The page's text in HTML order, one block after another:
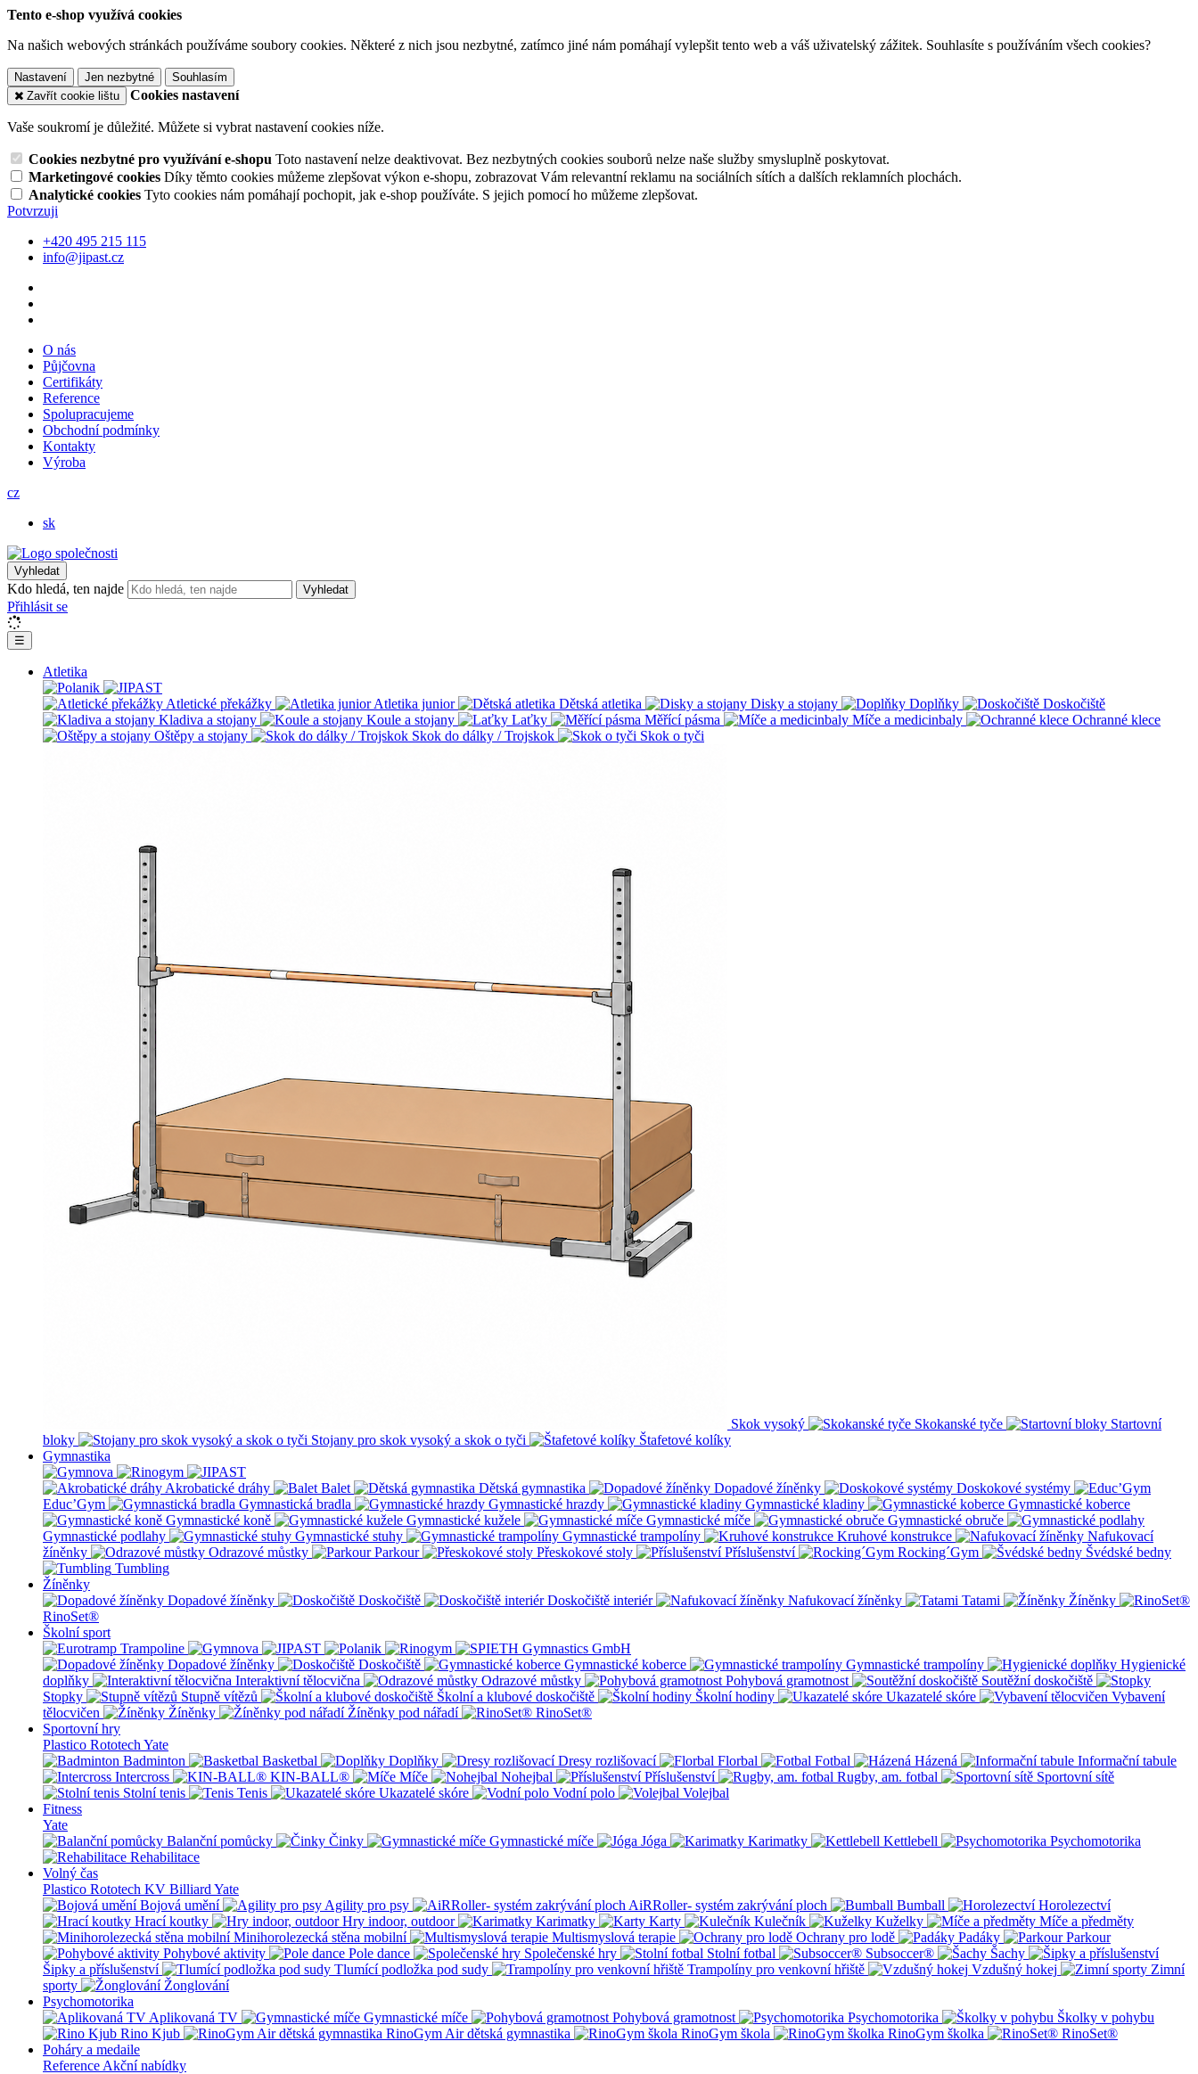
Tento e-shop využívá cookies
Na našich webových stránkách používáme soubory cookies. Některé z nich jsou nezbytné, zatímco jiné nám pomáhají vylepšit tento web a váš uživatelský zážitek. Souhlasíte s používáním všech cookies?
Nastavení Jen nezbytné
Souhlasím
Zavřít cookie lištu
Cookies nastavení
Vaše soukromí je důležité. Můžete si vybrat nastavení cookies níže.
Cookies nezbytné pro využívání e-shopu Toto nastavení nelze deaktivovat. Bez nezbytných cookies souborů nelze naše služby smysluplně poskytovat.
Marketingové cookies Díky těmto cookies můžeme zlepšovat výkon e-shopu, zobrazovat Vám relevantní reklamu na sociálních sítích a dalších reklamních plochách.
Analytické cookies Tyto cookies nám pomáhají pochopit, jak e-shop používáte. S jejich pomocí ho můžeme zlepšovat.
Potvrzuji
+420 495 215 115
info@jipast.cz
O nás
Půjčovna
Certifikáty
Reference
Spolupracujeme
Obchodní podmínky
Kontakty
Výroba
cz
sk
Vyhledat
Kdo hledá, ten najde Vyhledat
Přihlásit se
☰
Atletika
Atletické překážky Atletika junior Dětská atletika Disky a stojany Doplňky
Doskočiště
Kladiva a stojany
Koule a stojany Laťky Měřící pásma Míče a medicinbaly
Ochranné klece
Oštěpy a stojany
Skok do dálky / Trojskok Skok o tyči
Skok vysoký Skokanské tyče
Startovní
bloky
Stojany pro skok vysoký a skok o tyči
Štafetové kolíky
Gymnastika
Akrobatické dráhy Balet Dětská gymnastika Dopadové žíněnky
Doskokové systémy
Educ’Gym
Gymnastická bradla Gymnastické hrazdy Gymnastické kladiny
Gymnastické koberce
Gymnastické koně
Gymnastické kužele Gymnastické míče
Gymnastické obruče
Gymnastické podlahy
Gymnastické stuhy Gymnastické trampolíny Kruhové konstrukce
Nafukovací
žíněnky
Odrazové můstky Parkour Přeskokové stoly Příslušenství Rocking´Gym
Švédské bedny
Tumbling
Žíněnky
Dopadové žíněnky
Doskočiště Doskočiště interiér Nafukovací žíněnky Tatami
Žíněnky
RinoSet®
Školní sport
Dopadové žíněnky Doskočiště Gymnastické koberce Gymnastické trampolíny
Hygienické
doplňky
Interaktivní tělocvična Odrazové můstky Pohybová gramotnost
Soutěžní doskočiště
Stopky
Stupně vítězů Školní a klubové doskočiště Školní hodiny Ukazatelé skóre
Vybavení
tělocvičen
Žíněnky Žíněnky pod nářadí
RinoSet®
Sportovní hry
Plastico Rototech Yate
Badminton
Basketbal Doplňky Dresy rozlišovací Florbal Fotbal Házená
Informační tabule
Intercross
KIN-BALL® Míče Nohejbal Příslušenství Rugby, am. fotbal
Sportovní sítě
Stolní tenis
Tenis Ukazatelé skóre Vodní polo
Volejbal
Fitness
Yate
Balanční pomůcky
Činky Gymnastické míče Jóga Karimatky Kettlebell
Psychomotorika
Rehabilitace
Volný čas
Plastico Rototech KV Billiard Yate
Bojová umění
Agility pro psy AiRRoller- systém zakrývání ploch Bumball
Horolezectví
Hrací koutky
Hry indoor, outdoor Karimatky Karty Kulečník Kuželky
Míče a předměty
Minihorolezecká stěna mobilní
Multismyslová terapie Ochrany pro lodě Padáky
Parkour
Pohybové aktivity
Pole dance Společenské hry Stolní fotbal Subsoccer®
Šachy
Šipky a příslušenství
Tlumící podložka pod sudy Trampolíny pro venkovní hřiště Vzdušný hokej
Zimní
sporty
Žonglování
Psychomotorika
Aplikovaná TV
Gymnastické míče Pohybová gramotnost Psychomotorika
Školky v pohybu
Rino Kjub
RinoGym Air dětská gymnastika RinoGym škola RinoGym školka
RinoSet®
Poháry a medaile
Reference Akční nabídky